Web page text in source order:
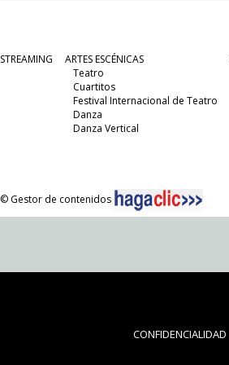
STREAMING
ARTES ESCÉNICAS
Teatro
Cuartitos
Festival Internacional de Teatro
Danza
Danza Vertical
© Gestor de contenidos
CONFIDENCIALIDAD